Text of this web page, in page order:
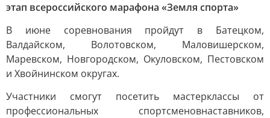
этап всероссийского марафона «Земля спорта»
В июне соревнования пройдут в Батецком,
Валдайском, Волотовском, Маловишерском,
Маревском, Новгородском, Окуловском, Пестовском
и Хвойнинском округах.
Участники смогут посетить мастерклассы от
профессиональных спортсменовнаставников,